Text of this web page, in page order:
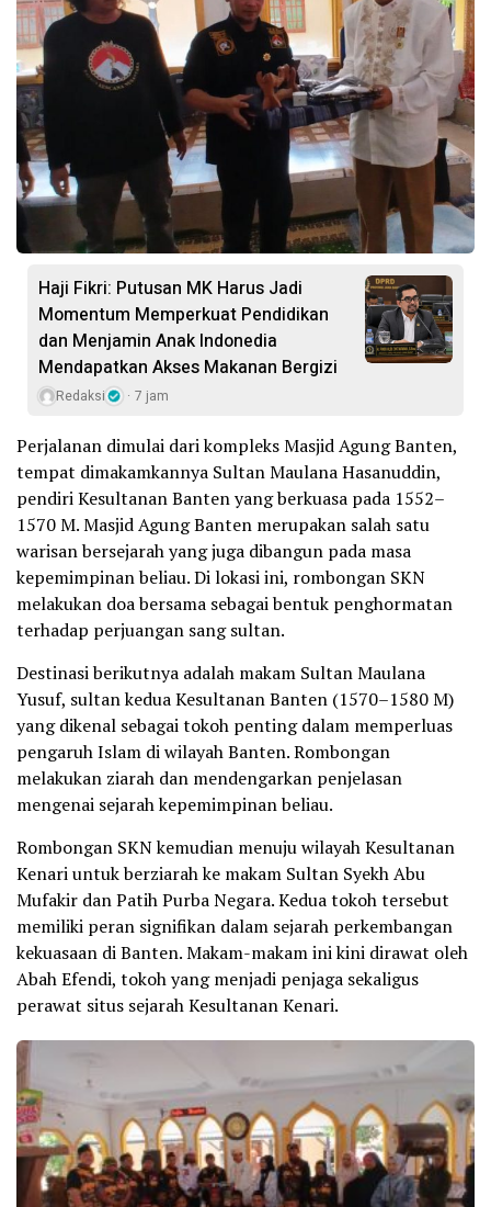
Haji Fikri: Putusan MK Harus Jadi
Momentum Memperkuat Pendidikan
dan Menjamin Anak Indonedia
Mendapatkan Akses Makanan Bergizi
Redaksi 7 jam
Perjalanan dimulai dari kompleks Masjid Agung Banten,
tempat dimakamkannya Sultan Maulana Hasanuddin,
pendiri Kesultanan Banten yang berkuasa pada 1552–
1570 M. Masjid Agung Banten merupakan salah satu
warisan bersejarah yang juga dibangun pada masa
kepemimpinan beliau. Di lokasi ini, rombongan SKN
melakukan doa bersama sebagai bentuk penghormatan
terhadap perjuangan sang sultan.
Destinasi berikutnya adalah makam Sultan Maulana
Yusuf, sultan kedua Kesultanan Banten (1570–1580 M)
yang dikenal sebagai tokoh penting dalam memperluas
pengaruh Islam di wilayah Banten. Rombongan
melakukan ziarah dan mendengarkan penjelasan
mengenai sejarah kepemimpinan beliau.
Rombongan SKN kemudian menuju wilayah Kesultanan
Kenari untuk berziarah ke makam Sultan Syekh Abu
Mufakir dan Patih Purba Negara. Kedua tokoh tersebut
memiliki peran signifikan dalam sejarah perkembangan
kekuasaan di Banten. Makam-makam ini kini dirawat oleh
Abah Efendi, tokoh yang menjadi penjaga sekaligus
perawat situs sejarah Kesultanan Kenari.